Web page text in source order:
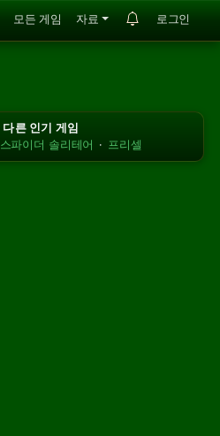
모든 게임 자료 로그인
다른 인기 게임
스파이더 솔리테어 · 프리셀